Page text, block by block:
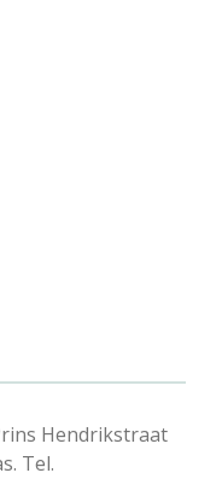
Hendrikstraat
Tel.